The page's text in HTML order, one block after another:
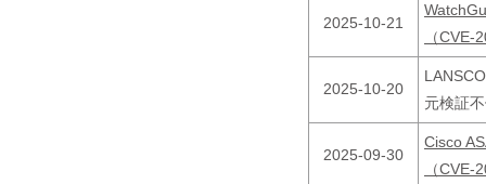
2025-10-21
（
2025-10-20
元検証
2025-09-30
Cisco
（